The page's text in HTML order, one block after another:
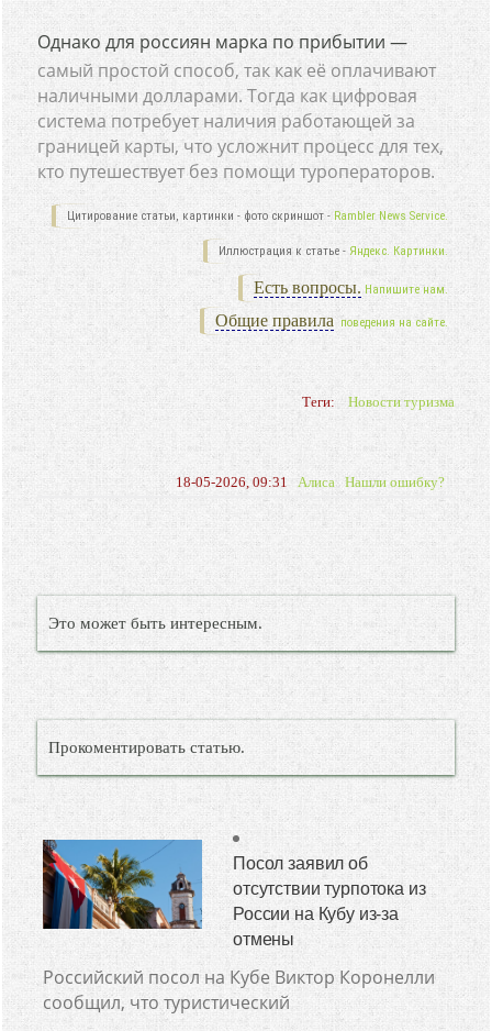
Однако для россиян марка по прибытии —
самый простой способ, так как её оплачивают
наличными долларами. Тогда как цифровая
система потребует наличия работающей за
границей карты, что усложнит процесс для тех,
кто путешествует без помощи туроператоров.
Цитирование статьи, картинки - фото скриншот - Rambler News Service.
Иллюстрация к статье - Яндекс. Картинки.
Есть вопросы. Напишите нам.
Общие правила поведения на сайте.
Теги: Новости туризма
18-05-2026, 09:31 Алиса Нашли ошибку?
Это может быть интересным.
Прокоментировать статью.
Посол заявил об
отсутствии турпотока из
России на Кубу из-за
отмены
Российский посол на Кубе Виктор Коронелли
сообщил, что туристический